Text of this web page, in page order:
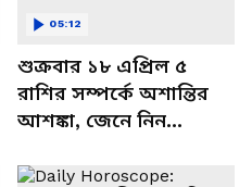
শুক্রবার ১৮ এপ্রিল ৫
রাশির সম্পর্কে অশান্তির
আশঙ্কা, জেনে নিন
05:12